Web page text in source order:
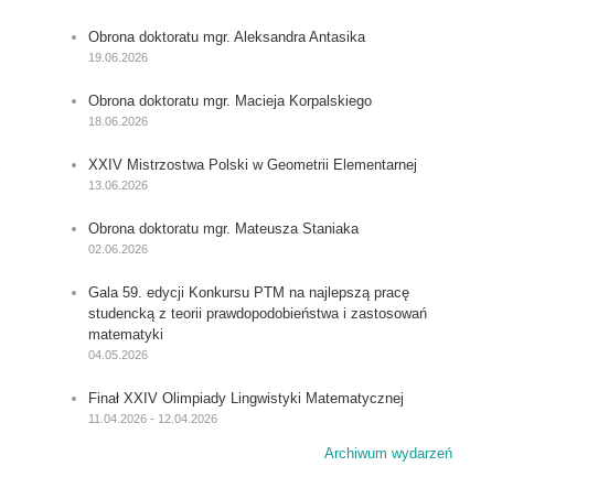
Obrona doktoratu mgr. Aleksandra Antasika
19.06.2026
Obrona doktoratu mgr. Macieja Korpalskiego
18.06.2026
XXIV Mistrzostwa Polski w Geometrii Elementarnej
13.06.2026
Obrona doktoratu mgr. Mateusza Staniaka
02.06.2026
Gala 59. edycji Konkursu PTM na najlepszą pracę
studencką z teorii prawdopodobieństwa i zastosowań
matematyki
04.05.2026
Finał XXIV Olimpiady Lingwistyki Matematycznej
11.04.2026 - 12.04.2026
Archiwum wydarzeń